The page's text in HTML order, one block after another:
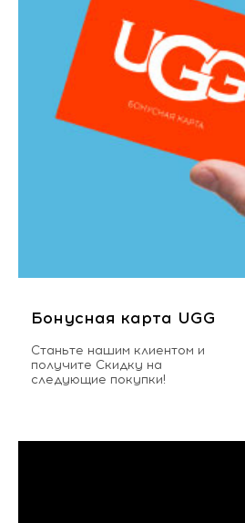
Бонусная карта UGG
Станьте нашим клиентом и
получите Скидку на
следующие покупки!